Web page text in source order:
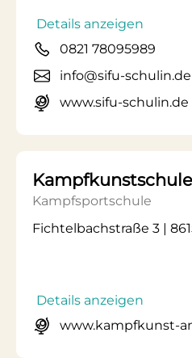
Details anzeigen
0821 78095989
info@sifu-schulin.de
www.sifu-schulin.de
Kampfsportschule
Fichtelbachstraße 3 |
Details anzeigen
www.kampfkunst-